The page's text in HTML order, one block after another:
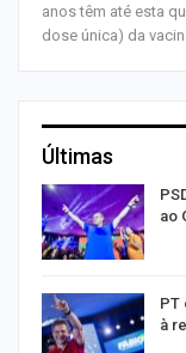
anos têm até esta
dose única) da
Últimas
ao
PT
à